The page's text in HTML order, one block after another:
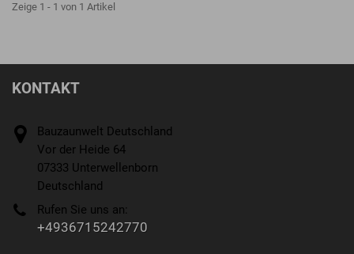
Zeige 1 - 1 von 1 Artikel
KONTAKT
Bauzaunwelt Deutschland
Vor der Heide 64
07333 Unterwellenborn
Deutschland
Rufen Sie uns an:
+4936715242770